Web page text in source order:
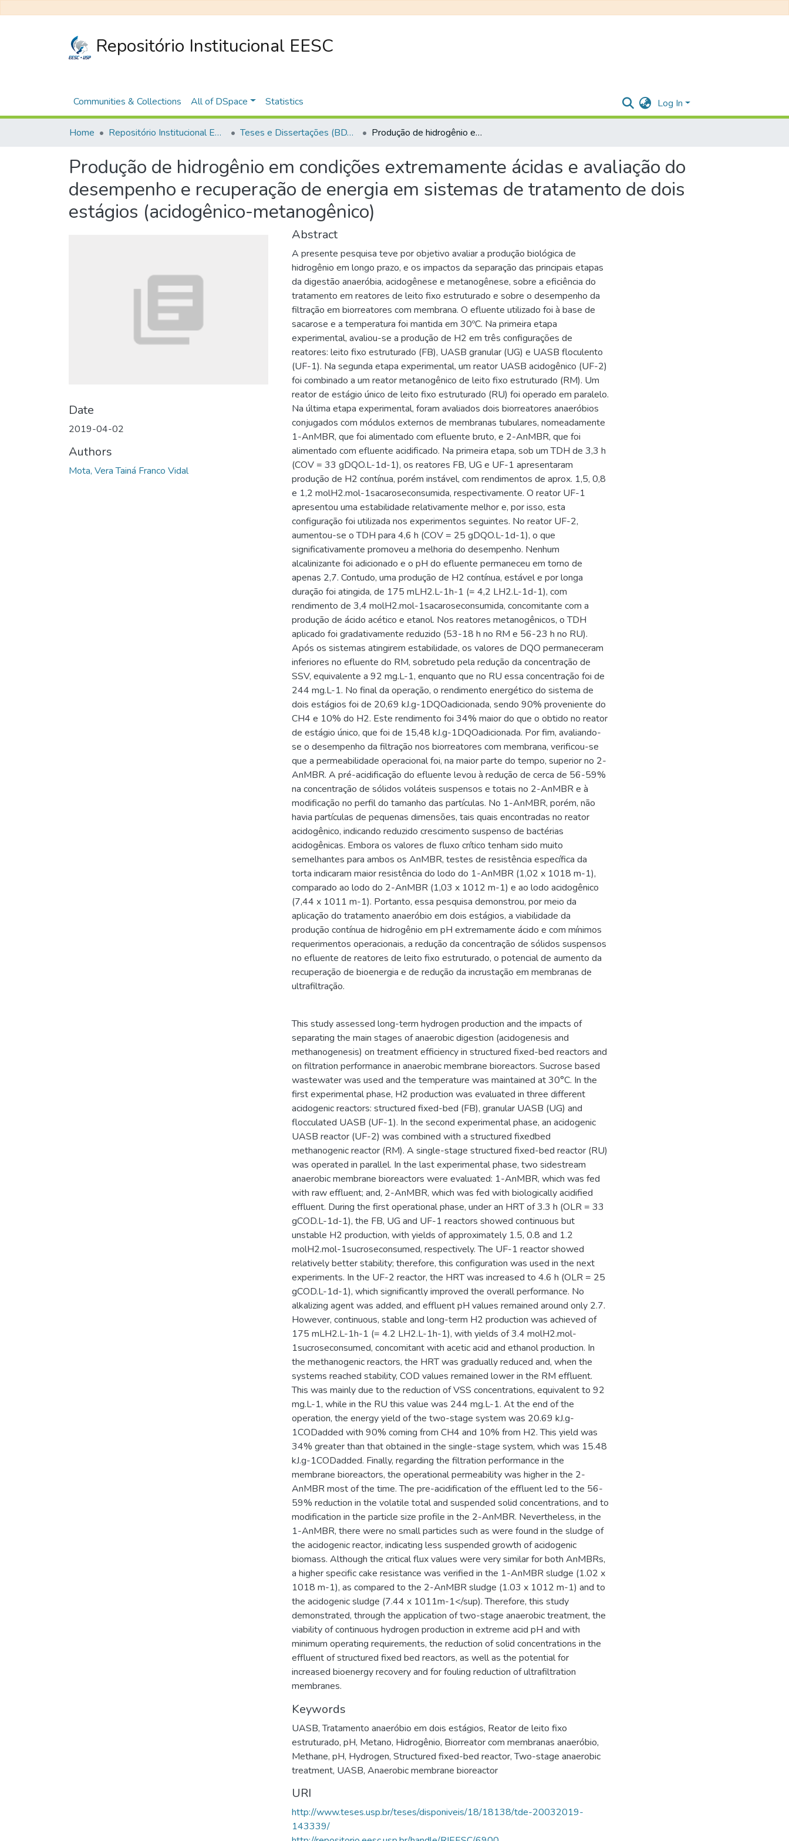
Repositório Institucional EESC
Communities & Collections All of DSpace Statistics Log In
Home Repositório Institucional EESC Teses e Dissertações (BDTD USP) Produção de hidrogênio em condições extremamente ácidas e avaliação do desempenho e recuperação de energia em sistemas de tratamento de dois estágios (acidogênico-metanogênico)
Produção de hidrogênio em condições extremamente ácidas e avaliação do
desempenho e recuperação de energia em sistemas de tratamento de dois
estágios (acidogênico-metanogênico)
Date
2019-04-02
Authors
Mota, Vera Tainá Franco Vidal
Abstract
A presente pesquisa teve por objetivo avaliar a produção biológica de
hidrogênio em longo prazo, e os impactos da separação das principais etapas
da digestão anaeróbia, acidogênese e metanogênese, sobre a eficiência do
tratamento em reatores de leito fixo estruturado e sobre o desempenho da
filtração em biorreatores com membrana. O efluente utilizado foi à base de
sacarose e a temperatura foi mantida em 30ºC. Na primeira etapa
experimental, avaliou-se a produção de H2 em três configurações de
reatores: leito fixo estruturado (FB), UASB granular (UG) e UASB floculento
(UF-1). Na segunda etapa experimental, um reator UASB acidogênico (UF-2)
foi combinado a um reator metanogênico de leito fixo estruturado (RM). Um
reator de estágio único de leito fixo estruturado (RU) foi operado em paralelo.
Na última etapa experimental, foram avaliados dois biorreatores anaeróbios
conjugados com módulos externos de membranas tubulares, nomeadamente
1-AnMBR, que foi alimentado com efluente bruto, e 2-AnMBR, que foi
alimentado com efluente acidificado. Na primeira etapa, sob um TDH de 3,3 h
(COV = 33 gDQO.L-1d-1), os reatores FB, UG e UF-1 apresentaram
produção de H2 contínua, porém instável, com rendimentos de aprox. 1,5, 0,8
e 1,2 molH2.mol-1sacaroseconsumida, respectivamente. O reator UF-1
apresentou uma estabilidade relativamente melhor e, por isso, esta
configuração foi utilizada nos experimentos seguintes. No reator UF-2,
aumentou-se o TDH para 4,6 h (COV = 25 gDQO.L-1d-1), o que
significativamente promoveu a melhoria do desempenho. Nenhum
alcalinizante foi adicionado e o pH do efluente permaneceu em torno de
apenas 2,7. Contudo, uma produção de H2 contínua, estável e por longa
duração foi atingida, de 175 mLH2.L-1h-1 (= 4,2 LH2.L-1d-1), com
rendimento de 3,4 molH2.mol-1sacaroseconsumida, concomitante com a
produção de ácido acético e etanol. Nos reatores metanogênicos, o TDH
aplicado foi gradativamente reduzido (53-18 h no RM e 56-23 h no RU).
Após os sistemas atingirem estabilidade, os valores de DQO permaneceram
inferiores no efluente do RM, sobretudo pela redução da concentração de
SSV, equivalente a 92 mg.L-1, enquanto que no RU essa concentração foi de
244 mg.L-1. No final da operação, o rendimento energético do sistema de
dois estágios foi de 20,69 kJ.g-1DQOadicionada, sendo 90% proveniente do
CH4 e 10% do H2. Este rendimento foi 34% maior do que o obtido no reator
de estágio único, que foi de 15,48 kJ.g-1DQOadicionada. Por fim, avaliando-
se o desempenho da filtração nos biorreatores com membrana, verificou-se
que a permeabilidade operacional foi, na maior parte do tempo, superior no 2-
AnMBR. A pré-acidificação do efluente levou à redução de cerca de 56-59%
na concentração de sólidos voláteis suspensos e totais no 2-AnMBR e à
modificação no perfil do tamanho das partículas. No 1-AnMBR, porém, não
havia partículas de pequenas dimensões, tais quais encontradas no reator
acidogênico, indicando reduzido crescimento suspenso de bactérias
acidogênicas. Embora os valores de fluxo crítico tenham sido muito
semelhantes para ambos os AnMBR, testes de resistência específica da
torta indicaram maior resistência do lodo do 1-AnMBR (1,02 x 1018 m-1),
comparado ao lodo do 2-AnMBR (1,03 x 1012 m-1) e ao lodo acidogênico
(7,44 x 1011 m-1). Portanto, essa pesquisa demonstrou, por meio da
aplicação do tratamento anaeróbio em dois estágios, a viabilidade da
produção contínua de hidrogênio em pH extremamente ácido e com mínimos
requerimentos operacionais, a redução da concentração de sólidos suspensos
no efluente de reatores de leito fixo estruturado, o potencial de aumento da
recuperação de bioenergia e de redução da incrustação em membranas de
ultrafiltração.
This study assessed long-term hydrogen production and the impacts of
separating the main stages of anaerobic digestion (acidogenesis and
methanogenesis) on treatment efficiency in structured fixed-bed reactors and
on filtration performance in anaerobic membrane bioreactors. Sucrose based
wastewater was used and the temperature was maintained at 30°C. In the
first experimental phase, H2 production was evaluated in three different
acidogenic reactors: structured fixed-bed (FB), granular UASB (UG) and
flocculated UASB (UF-1). In the second experimental phase, an acidogenic
UASB reactor (UF-2) was combined with a structured fixedbed
methanogenic reactor (RM). A single-stage structured fixed-bed reactor (RU)
was operated in parallel. In the last experimental phase, two sidestream
anaerobic membrane bioreactors were evaluated: 1-AnMBR, which was fed
with raw effluent; and, 2-AnMBR, which was fed with biologically acidified
effluent. During the first operational phase, under an HRT of 3.3 h (OLR = 33
gCOD.L-1d-1), the FB, UG and UF-1 reactors showed continuous but
unstable H2 production, with yields of approximately 1.5, 0.8 and 1.2
molH2.mol-1sucroseconsumed, respectively. The UF-1 reactor showed
relatively better stability; therefore, this configuration was used in the next
experiments. In the UF-2 reactor, the HRT was increased to 4.6 h (OLR = 25
gCOD.L-1d-1), which significantly improved the overall performance. No
alkalizing agent was added, and effluent pH values remained around only 2.7.
However, continuous, stable and long-term H2 production was achieved of
175 mLH2.L-1h-1 (= 4.2 LH2.L-1h-1), with yields of 3.4 molH2.mol-
1sucroseconsumed, concomitant with acetic acid and ethanol production. In
the methanogenic reactors, the HRT was gradually reduced and, when the
systems reached stability, COD values remained lower in the RM effluent.
This was mainly due to the reduction of VSS concentrations, equivalent to 92
mg.L-1, while in the RU this value was 244 mg.L-1. At the end of the
operation, the energy yield of the two-stage system was 20.69 kJ.g-
1CODadded with 90% coming from CH4 and 10% from H2. This yield was
34% greater than that obtained in the single-stage system, which was 15.48
kJ.g-1CODadded. Finally, regarding the filtration performance in the
membrane bioreactors, the operational permeability was higher in the 2-
AnMBR most of the time. The pre-acidification of the effluent led to the 56-
59% reduction in the volatile total and suspended solid concentrations, and to
modification in the particle size profile in the 2-AnMBR. Nevertheless, in the
1-AnMBR, there were no small particles such as were found in the sludge of
the acidogenic reactor, indicating less suspended growth of acidogenic
biomass. Although the critical flux values were very similar for both AnMBRs,
a higher specific cake resistance was verified in the 1-AnMBR sludge (1.02 x
1018 m-1), as compared to the 2-AnMBR sludge (1.03 x 1012 m-1) and to
the acidogenic sludge (7.44 x 1011m-1</sup). Therefore, this study
demonstrated, through the application of two-stage anaerobic treatment, the
viability of continuous hydrogen production in extreme acid pH and with
minimum operating requirements, the reduction of solid concentrations in the
effluent of structured fixed bed reactors, as well as the potential for
increased bioenergy recovery and for fouling reduction of ultrafiltration
membranes.
Keywords
UASB,Tratamento anaeróbio em dois estágios, Reator de leito fixo
estruturado, pH, Metano, Hidrogênio, Biorreator com membranas anaeróbio,
Methane, pH, Hydrogen, Structured fixed-bed reactor,Two-stage anaerobic
treatment, UASB, Anaerobic membrane bioreactor
URI
http://www.teses.usp.br/teses/disponiveis/18/18138/tde-20032019-
143339/